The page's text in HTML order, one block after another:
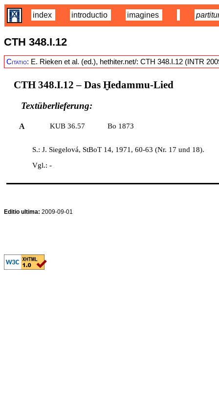
index introductio imagines
CTH 348.I.12
Citatio: E. Rieken et al. (ed.), hethiter.net/: CTH 348.I.12 (INTR
CTH 348.I.12 – Das Ḫedammu-Lied
Textüberlieferung:
A KUB 36.57 Bo 1873
S.: J. Siegelová, StBoT 14, 1971, 60-63 (Nr. 17 und 18).
Vgl.: -
Editio ultima: 2009-09-01